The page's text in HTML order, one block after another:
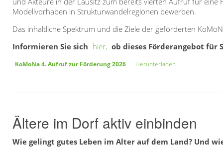
Modellvorhaben in Strukturwandelregionen bewerben.
Das inhaltliche Spektrum und die Ziele der geförderten
Informieren Sie sich hier, ob dieses Förderangebot für
KoMoNa 4. Aufruf zur Förderung 2026 Herunterladen
Ältere im Dorf aktiv einbinden
Wie gelingt gutes Leben im Alter auf dem Land? Und